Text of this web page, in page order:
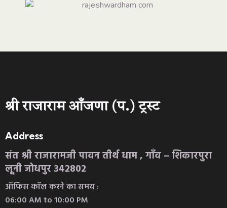
श्री राजाराम आँजणा (प.) ट्रस्ट
Address
संत श्री राजारामजी पावन तीर्थ धाम , गाँव – शिकारपुरा
लूनी जोधपुर 342802
ऑफिस कॉल करने का समय :
06:00 AM to 10:00 PM